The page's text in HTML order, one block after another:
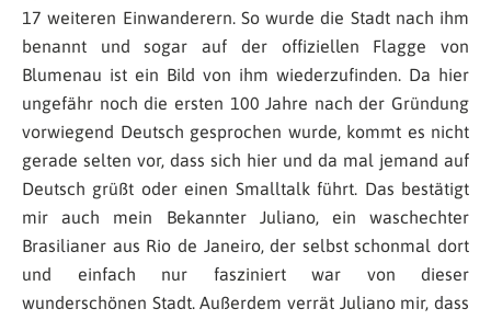
17 weiteren Einwanderern. So wurde die Stadt nach ihm
benannt und sogar auf der offiziellen Flagge von
Blumenau ist ein Bild von ihm wiederzufinden. Da hier
ungefähr noch die ersten 100 Jahre nach der Gründung
vorwiegend Deutsch gesprochen wurde, kommt es nicht
gerade selten vor, dass sich hier und da mal jemand auf
Deutsch grüßt oder einen Smalltalk führt. Das bestätigt
mir auch mein Bekannter Juliano, ein waschechter
Brasilianer aus Rio de Janeiro, der selbst schonmal dort
und einfach nur fasziniert war von dieser
wunderschönen Stadt. Außerdem verrät Juliano mir, dass